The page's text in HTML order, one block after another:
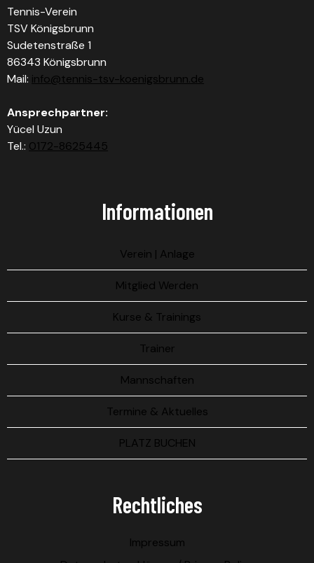
Tennis-Verein
TSV Königsbrunn
Sudetenstraße 1
86343 Königsbrunn
Mail: info@tennis-tsv-koenigsbrunn.de
Ansprechpartner:
Yücel Uzun
Tel.: 0172-8625445
Informationen
Verein | Anlage
Mitglied Werden
Kurse & Trainings
Trainer
Mannschaften
Termine & Aktuelles
PLATZ BUCHEN
Rechtliches
Impressum